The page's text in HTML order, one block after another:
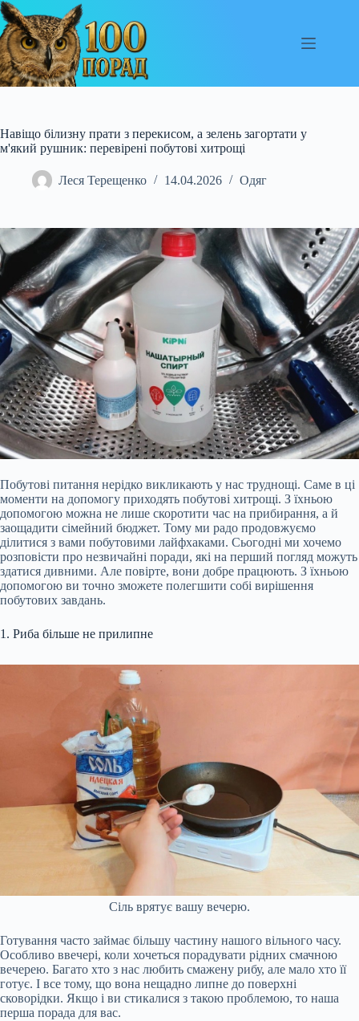
Перейти
до
вмісту
Навіщо білизну прати з перекисом, а зелень загортати у
м'який рушник: перевірені побутові хитрощі
Леся Терещенко 14.04.2026 Одяг
Побутові питання нерідко викликають у нас труднощі. Саме в ці
моменти на допомогу приходять побутові хитрощі. З їхньою
допомогою можна не лише скоротити час на прибирання, а й
заощадити сімейний бюджет. Тому ми радо продовжуємо
ділитися з вами побутовими лайфхаками. Сьогодні ми хочемо
розповісти про незвичайні поради, які на перший погляд можуть
здатися дивними. Але повірте, вони добре працюють. З їхньою
допомогою ви точно зможете полегшити собі вирішення
побутових завдань.
1. Риба більше не прилипне
Сіль врятує вашу вечерю.
Готування часто займає більшу частину нашого вільного часу.
Особливо ввечері, коли хочеться порадувати рідних смачною
вечерею. Багато хто з нас любить смажену рибу, але мало хто її
готує. І все тому, що вона нещадно липне до поверхні
сковорідки. Якщо і ви стикалися з такою проблемою, то наша
перша порада для вас.